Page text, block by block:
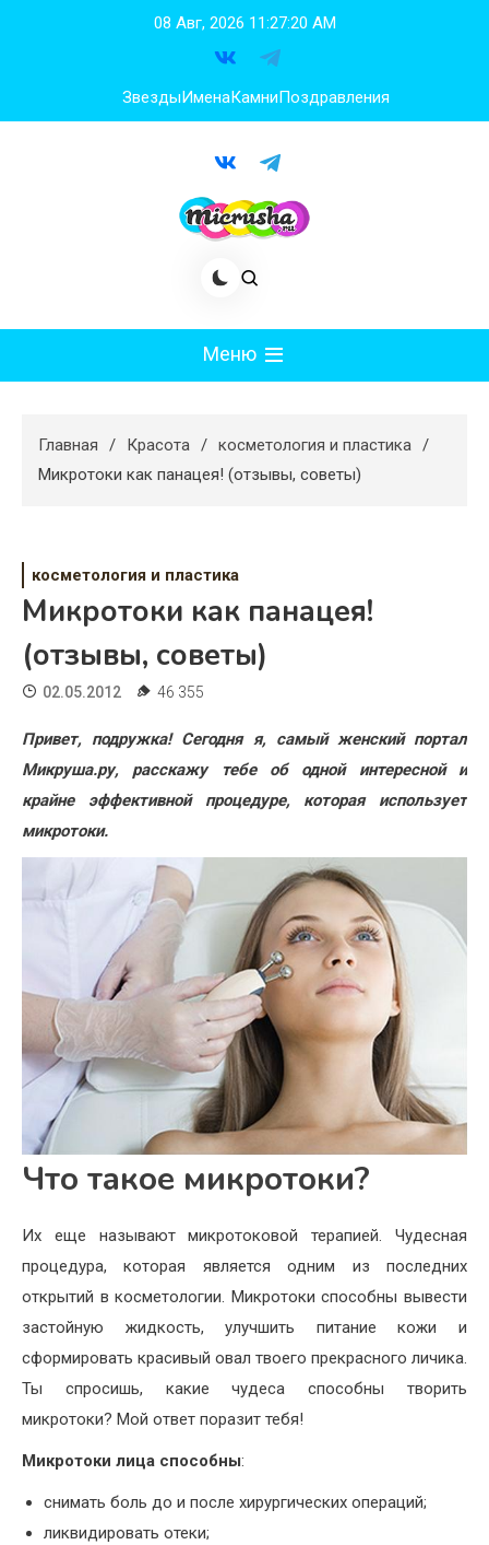
08 Авг, 2026 11:27:21 AM
ЗвездыИменаКамниПоздравления
Меню
Худеем
Жизнь
Хобби
Красота
Недвижимость
Главная Красота
косметология и пластика
Микротоки как панацея! (отзывы, советы)
косметология и пластика
Микротоки как панацея!
(отзывы, советы)
02.05.2012 46 355
Привет, подружка! Сегодня я, самый женский портал
Микруша.ру, расскажу тебе об одной интересной и
крайне эффективной процедуре, которая использует
микротоки.
Что такое микротоки?
Их еще называют микротоковой терапией. Чудесная
процедура, которая является одним из последних
открытий в косметологии. Микротоки способны вывести
застойную жидкость, улучшить питание кожи и
сформировать красивый овал твоего прекрасного личика.
Ты спросишь, какие чудеса способны творить
микротоки? Мой ответ поразит тебя!
Микротоки лица способны:
снимать боль до и после хирургических операций;
ликвидировать отеки;